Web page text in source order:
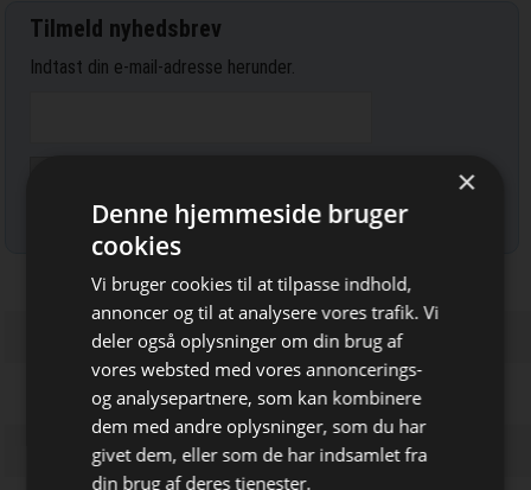
Bliv opdateret hver dag
Få de vigtigste nyheder om
Tilmeld nyhedsbrev
Indtast din e-mail-adresse herunder.
Læs mere om udsendelsestidspunkter og afmelding her
×
Denne hjemmeside bruger
cookies
Vi bruger cookies til at tilpasse indhold,
annoncer og til at analysere vores trafik. Vi
deler også oplysninger om din brug af
vores websted med vores annoncerings-
og analysepartnere, som kan kombinere
dem med andre oplysninger, som du har
givet dem, eller som de har indsamlet fra
din brug af deres tjenester.